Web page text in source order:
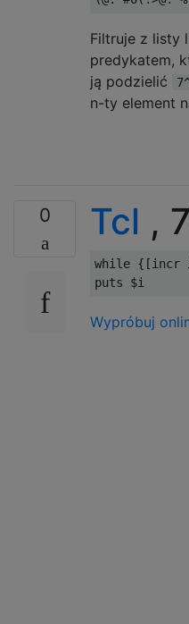
Filtruje z listy
predykatem,
ją podzielić
n-ty element
0 Tcl ,
while {[incr
Wypróbuj